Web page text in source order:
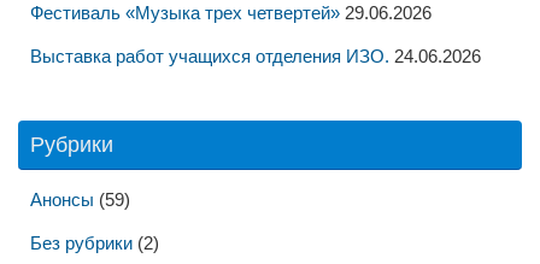
Фестиваль «Музыка трех четвертей» 29.06.2026
Выставка работ учащихся отделения ИЗО. 24.06.2026
Рубрики
Анонсы (59)
Без рубрики (2)